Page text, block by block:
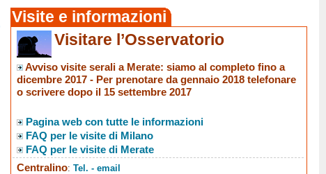
Visite e informazioni
Visitare l’Osservatorio
Avviso visite serali a Merate: siamo al completo fino a
dicembre 2017 - Per prenotare da gennaio 2018 telefonare
o scrivere dopo il 15 settembre 2017
Pagina web con tutte le informazioni
FAQ per le visite di Milano
FAQ per le visite di Merate
Centralino:Tel. - email